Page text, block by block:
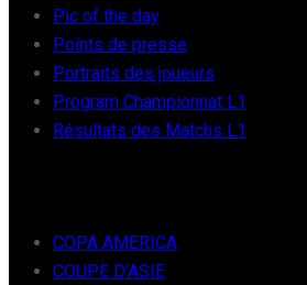
Pic of the day
Points de presse
Portraits des joueurs
Program Championnat L1
Résultats des Matchs L1
COPA AMERICA
COUPE D’ASIE